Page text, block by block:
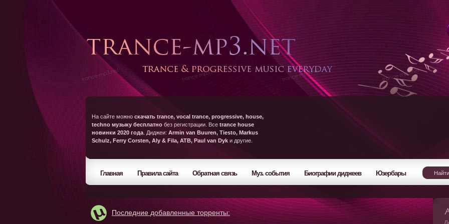
На сайте можно скачать trance, vocal trance, progressive, house,
techno музыку бесплатно без регистрации. Все trance house
новинки 2020 года . Диджеи: Armin van Buuren, Tiesto, Markus
Schulz, Ferry Corsten, Aly & Fila, ATB, Paul van Dyk и другие.
Главная Правила сайта Обратная связь Муз. события Биографии диджеев Юзербары
Последние добавленные торренты: